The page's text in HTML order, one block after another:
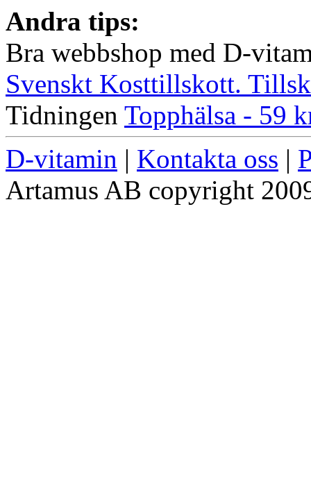
Andra tips:
Bra webbshop med D-
Svenskt Kosttillskott.
Tidningen Topphälsa - 59
D-vitamin | Kontakta oss |
Artamus AB copyright